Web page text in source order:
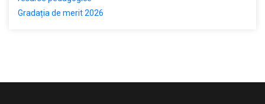
Gradația de merit 2026